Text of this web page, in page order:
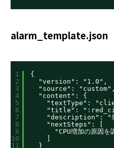
alarm_template.json
1
2
3
4
5
6
7
8
9
10
11
{
"version": "1.0",
"source": "custom",
"content": {
"textType":
"title":
"description": "発
"nextSteps": [
"CPU増加の原因を
}